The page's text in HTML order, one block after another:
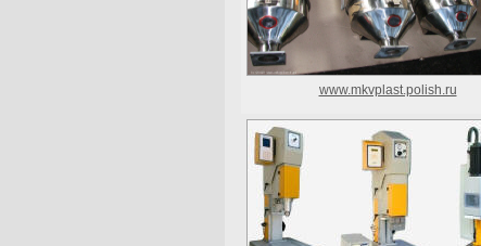
www.mkvplast.polish.ru